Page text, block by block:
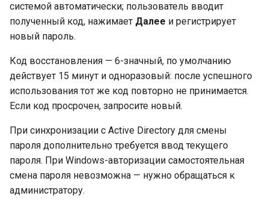
системой автоматически; пользователь вводит
полученный код, нажимает Далее и регистрирует
новый пароль.
Код восстановления — 6-значный, по умолчанию
действует 15 минут и одноразовый: после успешного
использования тот же код повторно не принимается.
Если код просрочен, запросите новый.
При синхронизации с Active Directory для смены
пароля дополнительно требуется ввод текущего
пароля. При Windows-авторизации самостоятельная
смена пароля невозможна — нужно обращаться к
администратору.